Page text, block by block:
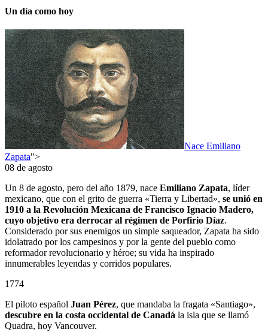
Un día como hoy
Nace Emiliano
Zapata">
08 de agosto
Un 8 de agosto, pero del año 1879, nace Emiliano Zapata, líder
mexicano, que con el grito de guerra «Tierra y Libertad», se unió en
1910 a la Revolución Mexicana de Francisco Ignacio Madero,
cuyo objetivo era derrocar al régimen de Porfirio Díaz.
Considerado por sus enemigos un simple saqueador, Zapata ha sido
idolatrado por los campesinos y por la gente del pueblo como
reformador revolucionario y héroe; su vida ha inspirado
innumerables leyendas y corridos populares.
1774
El piloto español Juan Pérez, que mandaba la fragata «Santiago»,
descubre en la costa occidental de Canadá la isla que se llamó
Quadra, hoy Vancouver.